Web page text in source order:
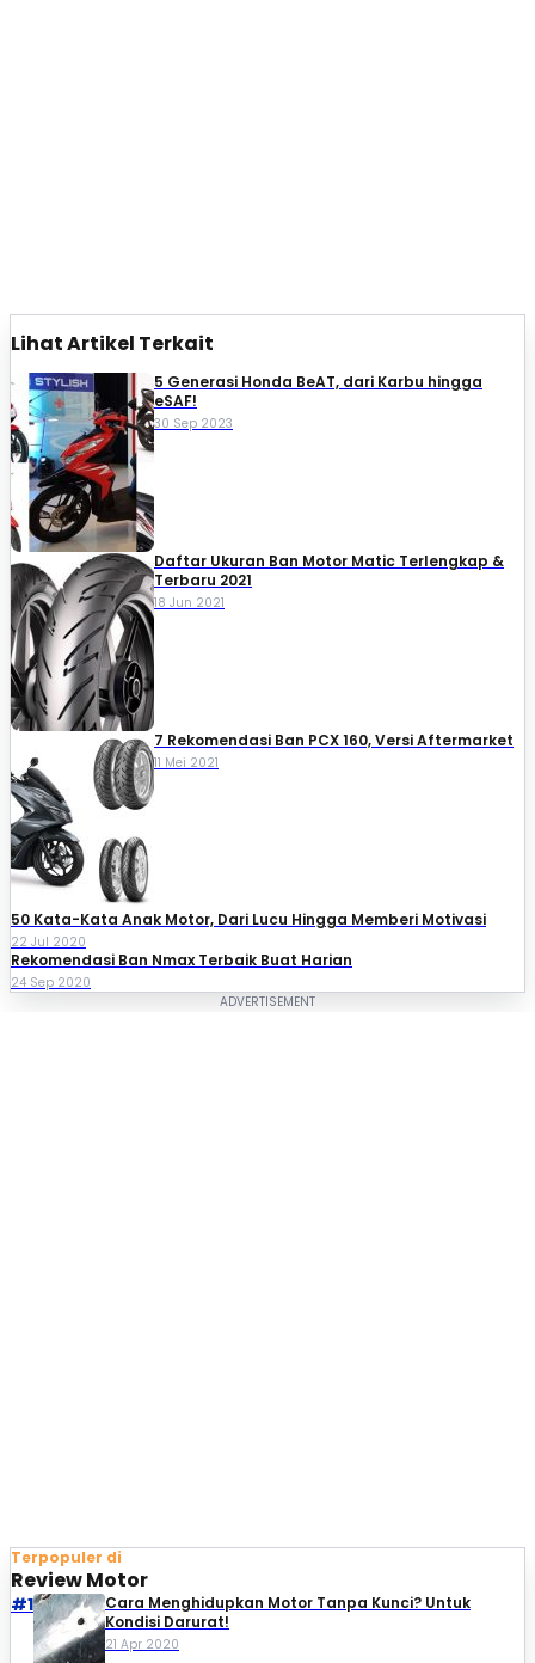
Lihat Artikel Terkait
5 Generasi Honda BeAT, dari Karbu hingga
eSAF!
30 Sep 2023
Daftar Ukuran Ban Motor Matic Terlengkap &
Terbaru 2021
18 Jun 2021
7 Rekomendasi Ban PCX 160, Versi Aftermarket
11 Mei 2021
50 Kata-Kata Anak Motor, Dari Lucu Hingga Memberi Motivasi
22 Jul 2020
Rekomendasi Ban Nmax Terbaik Buat Harian
24 Sep 2020
Terpopuler di
Review Motor
#1
Cara Menghidupkan Motor Tanpa Kunci? Untuk
Kondisi Darurat!
21 Apr 2020